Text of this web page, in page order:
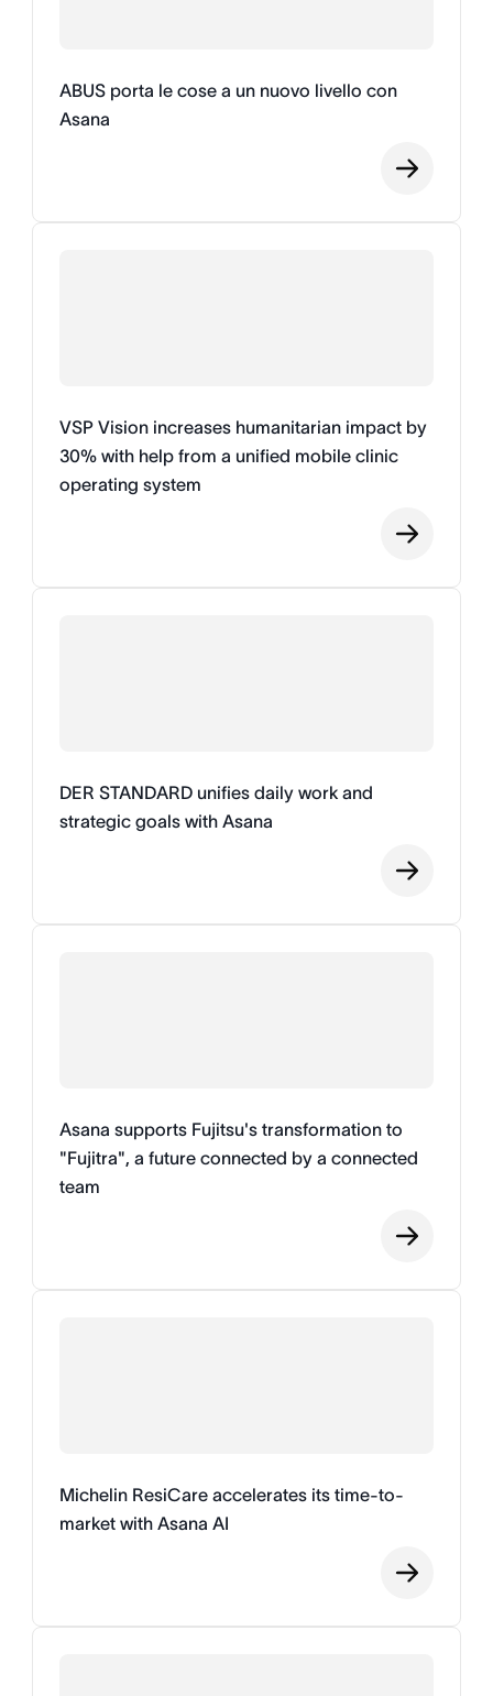
ABUS porta le cose a un nuovo livello con
Asana
VSP Vision increases humanitarian impact by
30% with help from a unified mobile clinic
operating system
DER STANDARD unifies daily work and
strategic goals with Asana
Asana supports Fujitsu's transformation to
"Fujitra", a future connected by a connected
team
Michelin ResiCare accelerates its time-to-
market with Asana AI